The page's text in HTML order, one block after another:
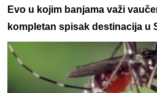
Evo u kojim banjama važi
kompletan spisak destinacija u